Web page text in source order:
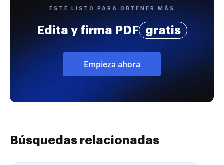
ESTÉ LISTO PARA OBTENER MÁS
Edita y firma PDF gratis
Empieza ahora
Búsquedas relacionadas